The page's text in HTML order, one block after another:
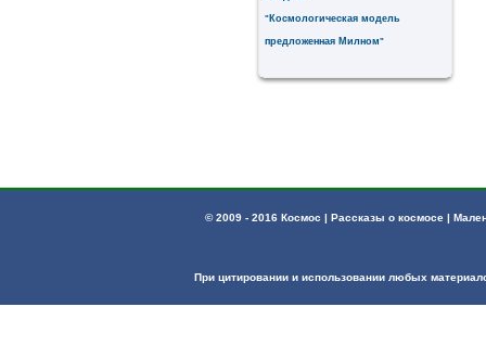
"Космологическая модель
предложенная Милном"
© 2009 - 2016 Космос | Рассказы о космосе |
При цитировании и использовании любых